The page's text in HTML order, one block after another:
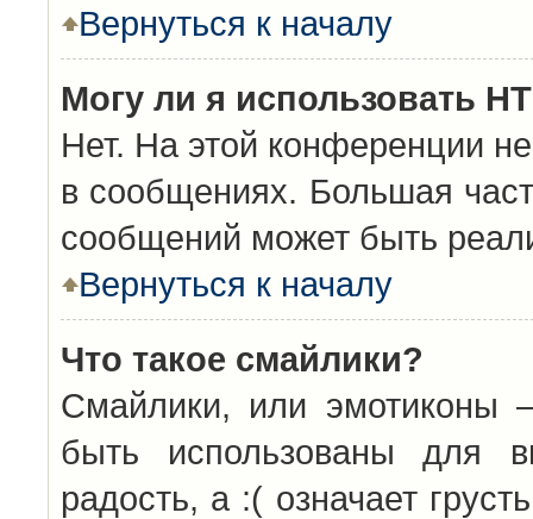
Вернуться к началу
Могу ли я использовать
Нет. На этой конференции
в сообщениях. Большая
сообщений может быть
Вернуться к началу
Что такое смайлики?
Смайлики, или эмотиконы
быть использованы для
радость, а :( означает